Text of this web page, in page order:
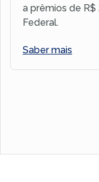
a prêmios de
Federal.
Saber mais